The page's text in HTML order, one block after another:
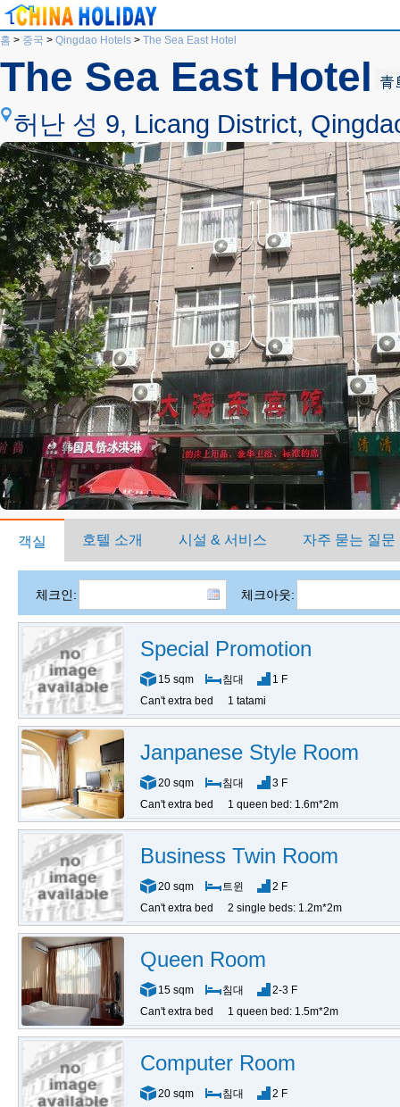
홈 > 중국 > Qingdao Hotels > The Sea East Hotel
The Sea East Hotel
허난 성 9, Licang District,
객실 호텔 소개 시설 & 서비스 자주 묻는 질문
체크인: 체크아웃:
Special Promotion
15 sqm 침대
1 F
Can't extra bed
1 tatami
Janpanese Style Room
20 sqm 침대
3 F
Can't extra bed
1 queen bed: 1.6m*2m
Business Twin Room
20 sqm 트윈
2 F
Can't extra bed
2 single beds: 1.2m*2m
Queen Room
15 sqm 침대
2-3 F
Can't extra bed
1 queen bed: 1.5m*2m
Computer Room
20 sqm 침대
2 F